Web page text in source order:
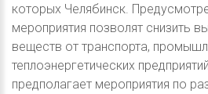
которых Челябинск.
мероприятия позволят снизить
веществ от транспорта,
теплоэнергетических
предполагает мероприятия по